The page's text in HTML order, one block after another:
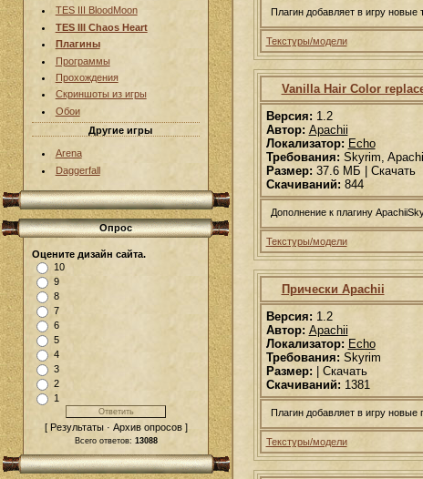
TES III BloodMoon
TES III Chaos Heart
Плагины
Программы
Прохождения
Скриншоты из игры
Обои
Другие игры
Arena
Daggerfall
Опрос
Оцените дизайн сайта.
10
9
8
7
6
5
4
3
2
1
[ Результаты · Архив опросов ]
Всего ответов: 13088
Плагин добавляет в игру новые
Текстуры/модели
Vanilla Hair Color
Версия: 1.2
Автор: Apachii
Локализатор: Echo
Требования: Skyrim,
Размер: 37.6 МБ | Скачать
Скачиваний:844
Дополнение к плагину
Текстуры/модели
Прически Apachii
Версия: 1.2
Автор: Apachii
Локализатор: Echo
Требования: Skyrim
Размер: | Скачать
Скачиваний:1381
Плагин добавляет в игру новые
Текстуры/модели